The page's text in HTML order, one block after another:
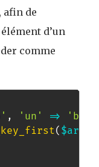
afin de
d’un
comme
, 'un' => 'b'
( $array